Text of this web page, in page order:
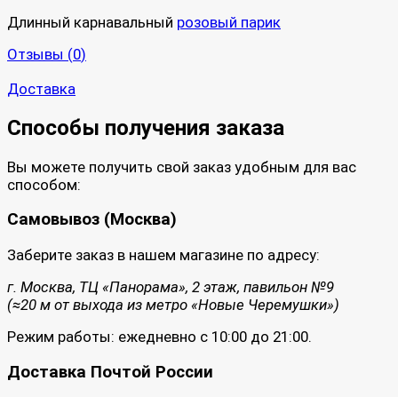
Длинный карнавальный розовый парик
Отзывы (0)
Доставка
Способы получения заказа
Вы можете получить свой заказ удобным для вас
способом:
Самовывоз (Москва)
Заберите заказ в нашем магазине по адресу:
г. Москва, ТЦ «Панорама», 2 этаж, павильон №9
(≈20 м от выхода из метро «Новые Черемушки»)
Режим работы: ежедневно с 10:00 до 21:00.
Доставка Почтой России